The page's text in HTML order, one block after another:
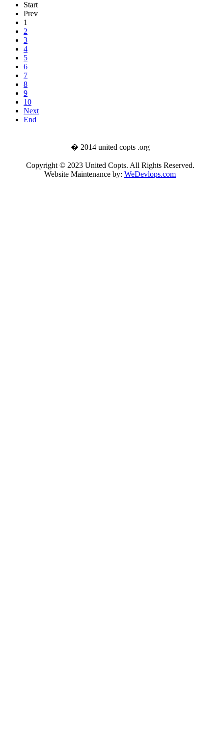
Start
Prev
1
2
3
4
5
6
7
8
9
10
Next
End
� 2014 united copts .org
Copyright © 2023 United Copts. All Rights Reserved.
Website Maintenance by: WeDevlops.com